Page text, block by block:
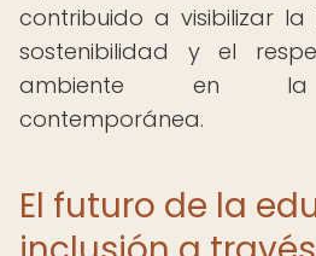
contribuido a visibilizar
sostenibilidad y el
ambiente en la
contemporánea.
El futuro de la